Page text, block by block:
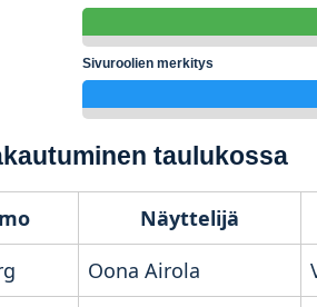
Sivuroolien merkitys
taulukossa
Näyttelijä
Oona Airola